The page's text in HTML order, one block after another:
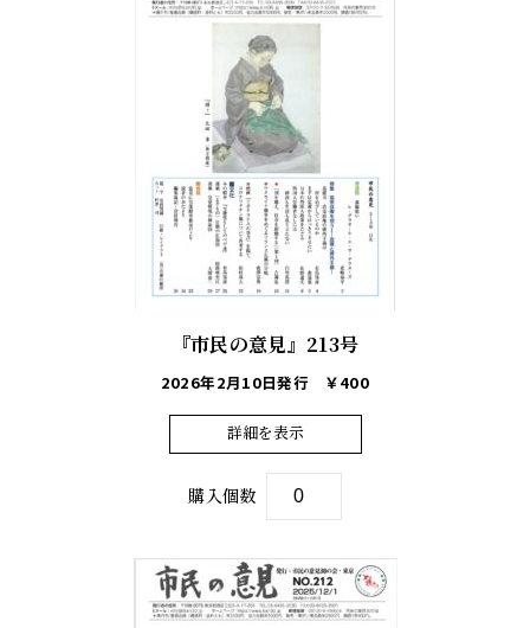
『市民の意見』213号
2026年2月10日発行 ￥400
詳細を表示
購入個数